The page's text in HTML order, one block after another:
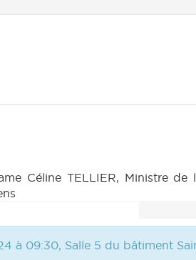
Céline TELLIER, Ministre
à 09:30, Salle 5 du bâtiment